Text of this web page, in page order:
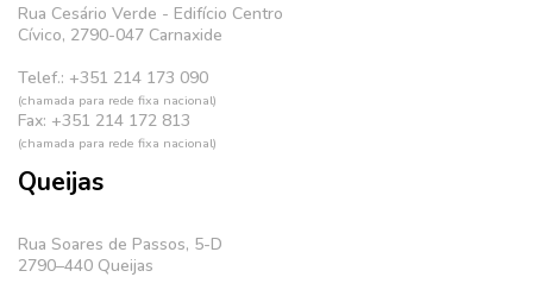
Rua Cesário Verde - Edifício Centro
Cívico, 2790-047 Carnaxide
Telef.: +351 214 173 090
(chamada para rede fixa nacional)
Fax: +351 214 172 813
(chamada para rede fixa nacional)
Queijas
Rua Soares de Passos, 5-D
2790–440 Queijas